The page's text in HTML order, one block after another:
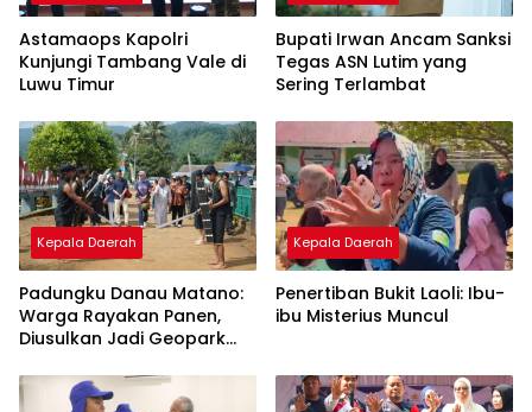
Astamaops Kapolri
Kunjungi Tambang Vale di
Luwu Timur
Bupati Irwan Ancam Sanksi
Tegas ASN Lutim yang
Sering Terlambat
Kepala Daerah
Padungku Danau Matano:
Warga Rayakan Panen,
Diusulkan Jadi Geopark
Kepala Daerah
Penertiban Bukit Laoli: Ibu-
ibu Misterius Muncul